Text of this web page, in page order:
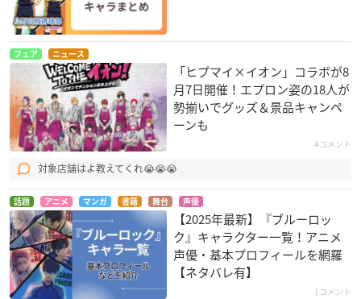
フェア ニュース
「ヒプマイ×イオン」コラボが8
月7日開催！エプロン姿の18人が
勢揃いでグッズ＆景品キャンペ
ーンも
4コメント
対象店舗はよ教えてくれ😭😭😭
話題 アニメ マンガ 書籍 舞台 声優
【2025年最新】『ブルーロッ
ク』キャラクター一覧！アニメ
声優・基本プロフィールを網羅
【ネタバレ有】
1コメント